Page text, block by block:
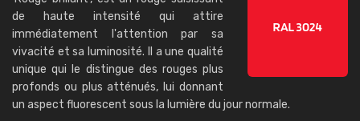
de haute intensité qui attire
immédiatement l'attention par sa
vivacité et sa luminosité. Il a une qualité
unique qui le distingue des rouges plus
profonds ou plus atténués, lui donnant
un aspect fluorescent sous la lumière du jour normale.